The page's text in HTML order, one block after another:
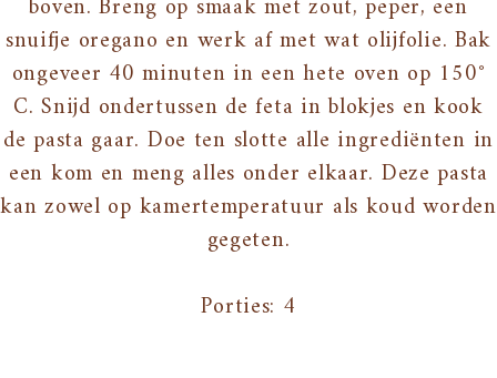
boven. Breng op smaak met zout, peper, een
snuifje oregano en werk af met wat olijfolie. Bak
ongeveer 40 minuten in een hete oven op 150°
C. Snijd ondertussen de feta in blokjes en kook
de pasta gaar. Doe ten slotte alle ingrediënten in
een kom en meng alles onder elkaar. Deze pasta
kan zowel op kamertemperatuur als koud worden
gegeten.
Porties: 4